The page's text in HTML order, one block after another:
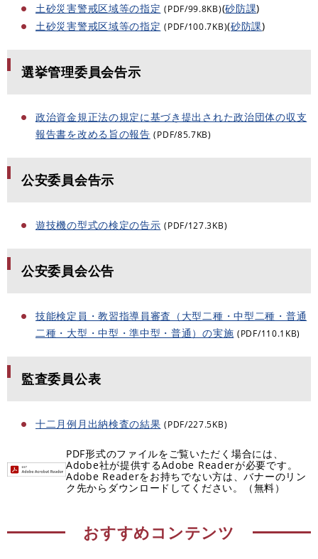
土砂災害警戒区域等の指定 (PDF/99.8KB)(砂防課)
土砂災害警戒区域等の指定 (PDF/100.7KB)(砂防課)
選挙管理委員会告示
政治資金規正法の規定に基づき提出された政治団体の収支
報告書を改める旨の報告 (PDF/85.7KB)
公安委員会告示
遊技機の型式の検定の告示 (PDF/127.3KB)
公安委員会公告
技能検定員・教習指導員審査（大型二種・中型二種・普通
二種・大型・中型・準中型・普通）の実施 (PDF/110.1KB)
監査委員公表
十二月例月出納検査の結果 (PDF/227.5KB)
PDF形式のファイルをご覧いただく場合には、
Adobe社が提供するAdobe Readerが必要です。
Adobe Readerをお持ちでない方は、バナーのリン
ク先からダウンロードしてください。（無料）
おすすめコンテンツ